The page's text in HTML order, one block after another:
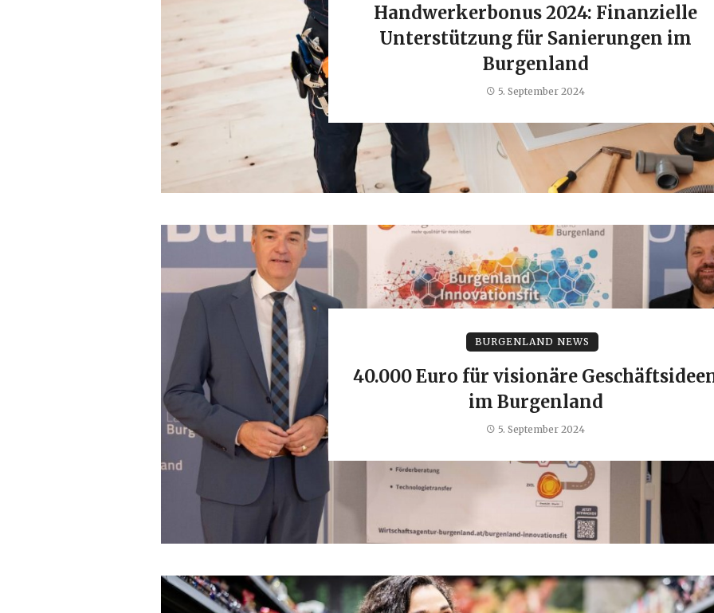
Handwerkerbonus 2024: Finanzielle
Unterstützung für Sanierungen im
Burgenland
5. September 2024
BURGENLAND NEWS
40.000 Euro für visionäre
im Burgenland
5. September 2024